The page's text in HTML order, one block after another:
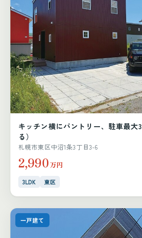
キッチン横にパントリー、駐車最大
る）
札幌市東区中沼1条3丁目3-6
2,990万円
3LDK 東区
一戸建て